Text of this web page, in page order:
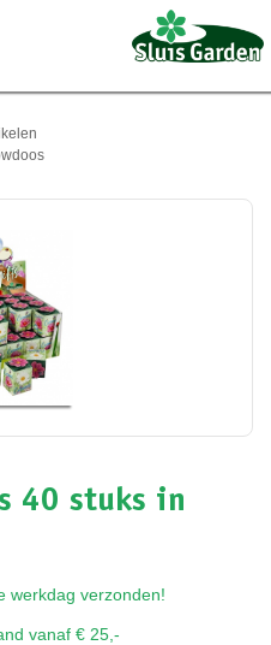
40 stuks in
werkdag verzonden!
vanaf € 25,-